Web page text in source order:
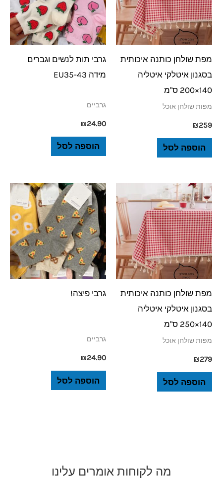
מפת שולחן כותנה איכותית
בסגנון איטלקי איטליה
140×200 ס"מ
מפות שולחן אוכל
₪259
הוספה לסל
גרבי תות לנשים וגברים
מידה EU35-43
גרביים
₪24.90
הוספה לסל
מפת שולחן כותנה איכותית
בסגנון איטלקי איטליה
140×250 ס"מ
מפות שולחן אוכל
₪279
הוספה לסל
גרבי פיצה!
גרביים
₪24.90
הוספה לסל
מה לקוחות אומרים עלינו